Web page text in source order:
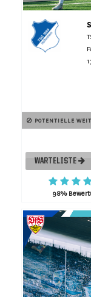
POTENTIELLE
WARTELISTE
98%